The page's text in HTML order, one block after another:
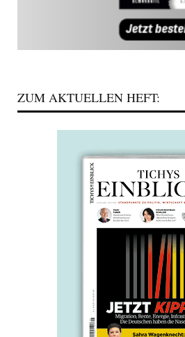
ZUM AKTUELLEN HEFT: